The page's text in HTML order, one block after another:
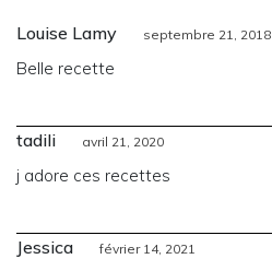
Louise Lamy septembre 21, 2018
Belle recette
tadili avril 21, 2020
j adore ces recettes
Jessica février 14, 2021